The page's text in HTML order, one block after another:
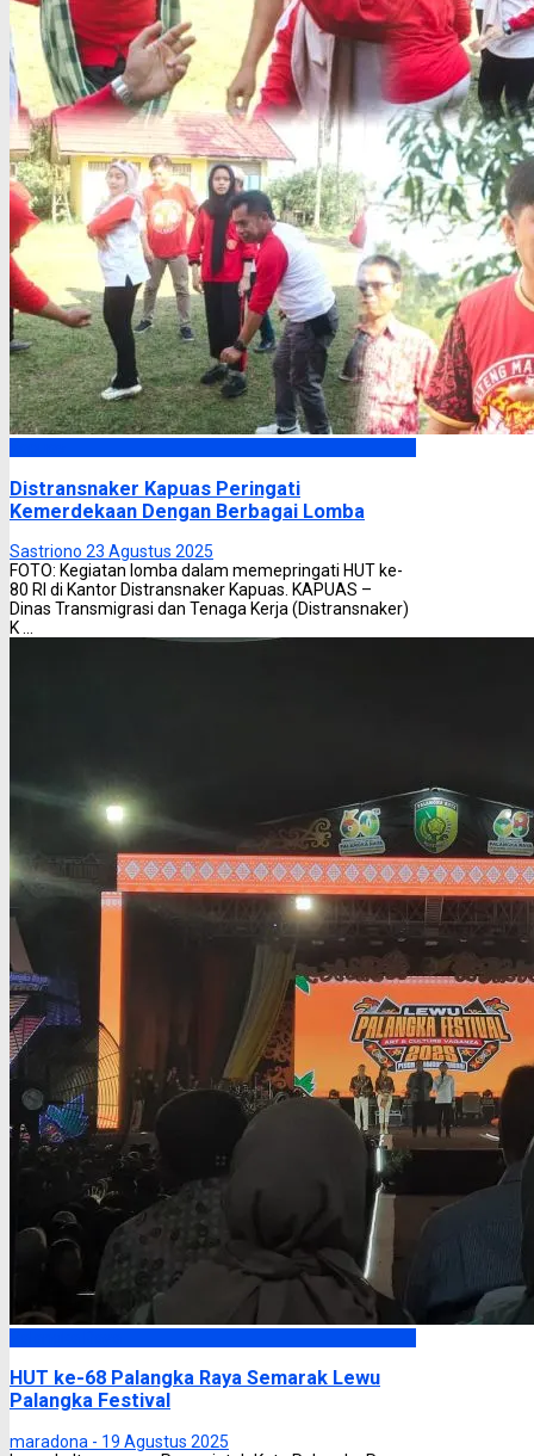
Distransnaker Kapuas Peringati
Kemerdekaan Dengan Berbagai Lomba
Sastriono 23 Agustus 2025
FOTO: Kegiatan lomba dalam memepringati HUT ke-
80 RI di Kantor Distransnaker Kapuas. KAPUAS –
Dinas Transmigrasi dan Tenaga Kerja (Distransnaker)
K ...
HUT ke-68 Palangka Raya Semarak Lewu
Palangka Festival
maradona - 19 Agustus 2025